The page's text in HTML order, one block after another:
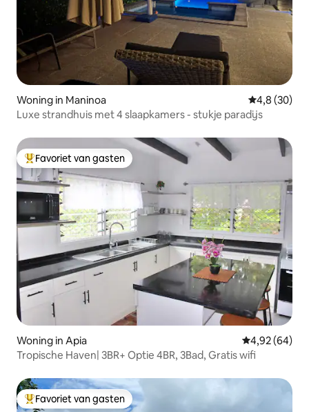
Woning in Maninoa Gemiddelde
4,8 (30)
Luxe strandhuis met 4 slaapkamers - stukje paradijs
Topfavoriet van gasten
Favoriet van gasten
Woning in Apia Gemiddelde
4,92 (64)
Tropische Haven| 3BR+ Optie 4BR, 3Bad, Gratis wifi
Topfavoriet van gasten
Favoriet van gasten